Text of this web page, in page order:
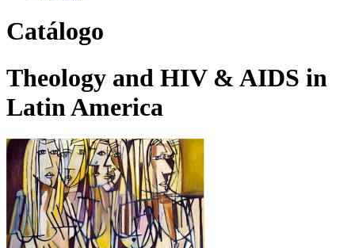
Catálogo
Theology and HIV & AIDS in
Latin America